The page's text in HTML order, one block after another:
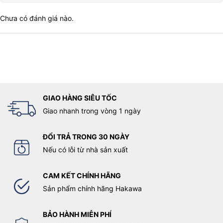
Máy dùng điện áp 100V, dây nguồn dài 2 m. Đây là thông số cần
Chưa có đánh giá nào.
GIAO HÀNG SIÊU TỐC
Giao nhanh trong vòng 1 ngày
ĐỔI TRẢ TRONG 30 NGÀY
Nếu có lỗi từ nhà sản xuất
CAM KẾT CHÍNH HÃNG
Sản phẩm chính hãng Hakawa
BẢO HÀNH MIỄN PHÍ